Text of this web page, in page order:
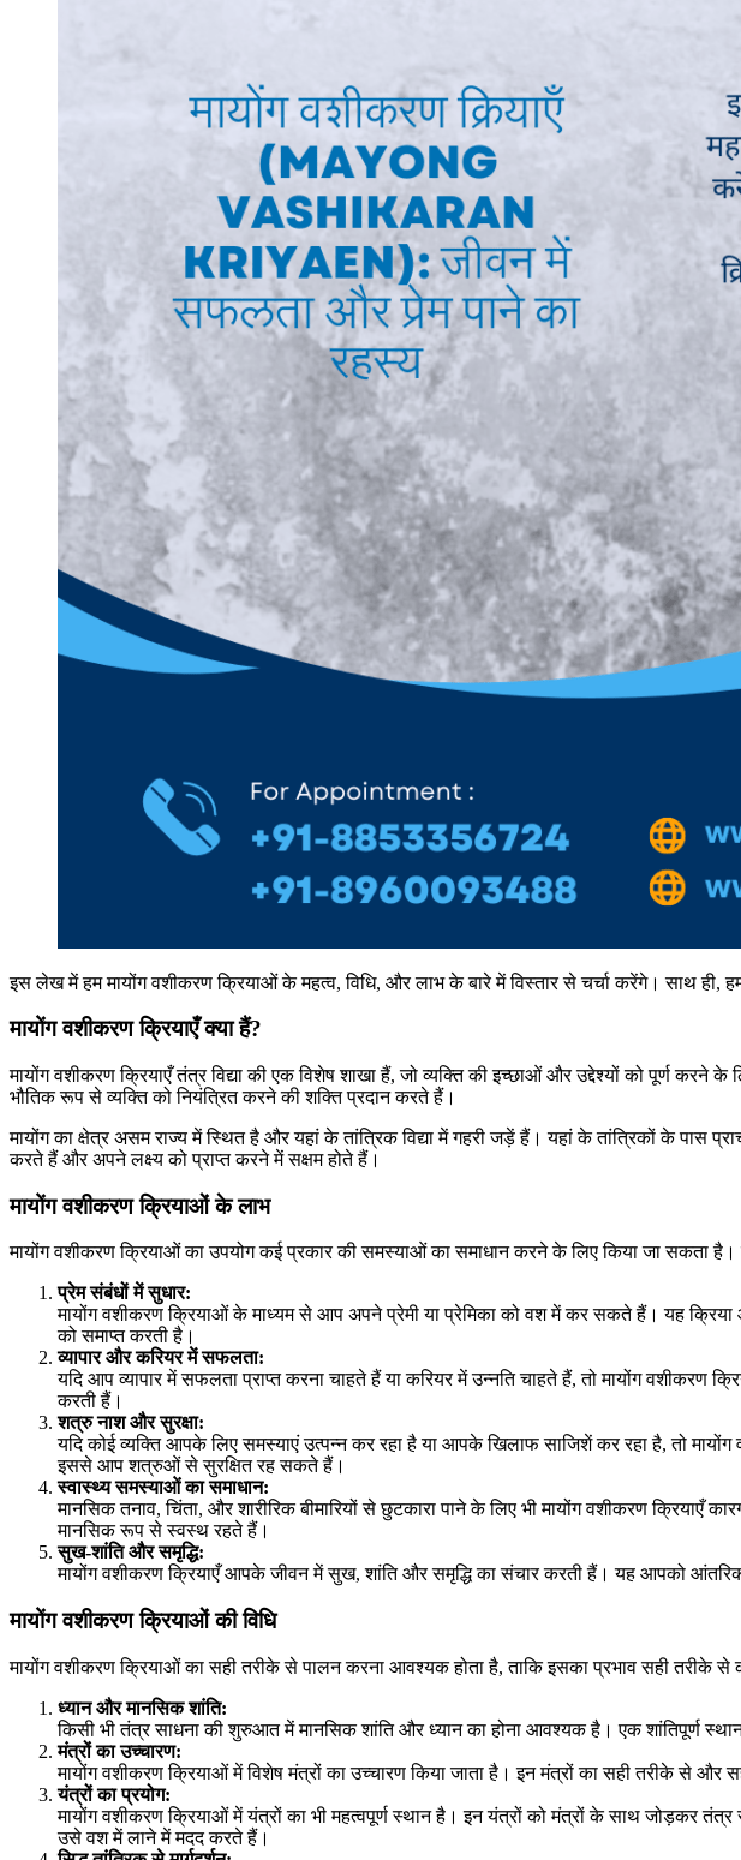
इस लेख में हम मायोंग वशीकरण क्रियाओं के महत्व, विधि, और लाभ के बारे में विस्तार से चर्चा करेंगे। साथ
मायोंग वशीकरण क्रियाएँ क्या हैं?
मायोंग वशीकरण क्रियाएँ तंत्र विद्या की एक विशेष शाखा हैं, जो व्यक्ति की इच्छाओं और उद्देश्यों को पूर्ण
भौतिक रूप से व्यक्ति को नियंत्रित करने की शक्ति प्रदान करते हैं।
मायोंग का क्षेत्र असम राज्य में स्थित है और यहां के तांत्रिक विद्या में गहरी जड़ें हैं। यहां के तांत्रिकों के पास
करते हैं और अपने लक्ष्य को प्राप्त करने में सक्षम होते हैं।
मायोंग वशीकरण क्रियाओं के लाभ
मायोंग वशीकरण क्रियाओं का उपयोग कई प्रकार की समस्याओं का समाधान करने के लिए किया जा सकता है।
प्रेम संबंधों में सुधार:
मायोंग वशीकरण क्रियाओं के माध्यम से आप अपने प्रेमी या प्रेमिका को वश में कर सकते हैं। यह
को समाप्त करती है।
व्यापार और करियर में सफलता:
यदि आप व्यापार में सफलता प्राप्त करना चाहते हैं या करियर में उन्नति चाहते हैं, तो मायोंग
करती हैं।
शत्रु नाश और सुरक्षा:
यदि कोई व्यक्ति आपके लिए समस्याएं उत्पन्न कर रहा है या आपके खिलाफ साजिशें कर रहा है, तो
इससे आप शत्रुओं से सुरक्षित रह सकते हैं।
स्वास्थ्य समस्याओं का समाधान:
मानसिक तनाव, चिंता, और शारीरिक बीमारियों से छुटकारा पाने के लिए भी मायोंग वशीकरण
मानसिक रूप से स्वस्थ रहते हैं।
सुख-शांति और समृद्धि:
मायोंग वशीकरण क्रियाएँ आपके जीवन में सुख, शांति और समृद्धि का संचार करती हैं। यह आपको
मायोंग वशीकरण क्रियाओं की विधि
मायोंग वशीकरण क्रियाओं का सही तरीके से पालन करना आवश्यक होता है, ताकि इसका प्रभाव सही तरीके
ध्यान और मानसिक शांति:
किसी भी तंत्र साधना की शुरुआत में मानसिक शांति और ध्यान का होना आवश्यक है। एक शांतिपूर्ण
मंत्रों का उच्चारण:
मायोंग वशीकरण क्रियाओं में विशेष मंत्रों का उच्चारण किया जाता है। इन मंत्रों का सही तरीके से
यंत्रों का प्रयोग:
मायोंग वशीकरण क्रियाओं में यंत्रों का भी महत्वपूर्ण स्थान है। इन यंत्रों को मंत्रों के साथ जोड़कर
उसे वश में लाने में मदद करते हैं।